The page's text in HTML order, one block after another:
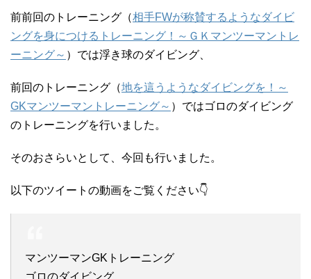
前前回のトレーニング（相手FWが称賛するようなダイビ
ングを身につけるトレーニング！～ＧＫマンツーマントレ
ーニング～ ）では浮き球のダイビング、
前回のトレーニング（地を這うようなダイビングを！～
GKマンツーマントレーニング～ ）ではゴロのダイビング
のトレーニングを行いました。
そのおさらいとして、今回も行いました。
以下のツイートの動画をご覧ください👇
マンツーマンGKトレーニング
ゴロのダイビング